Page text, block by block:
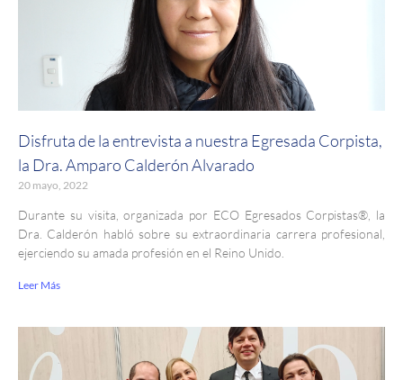
Disfruta de la entrevista a nuestra Egresada Corpista,
la Dra. Amparo Calderón Alvarado
20 mayo, 2022
Durante su visita, organizada por ECO Egresados Corpistas®, la
Dra. Calderón habló sobre su extraordinaria carrera profesional,
ejerciendo su amada profesión en el Reino Unido.
Leer Más